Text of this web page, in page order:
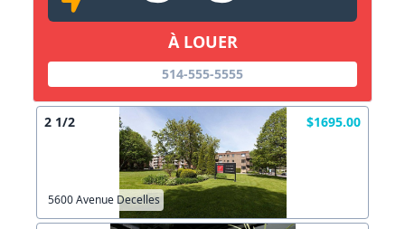
À LOUER
514-555-5555
2 1/2 $1695.00
5600 Avenue Decelles
X Fermer